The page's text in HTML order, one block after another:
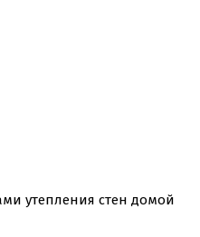
утепления стен домой